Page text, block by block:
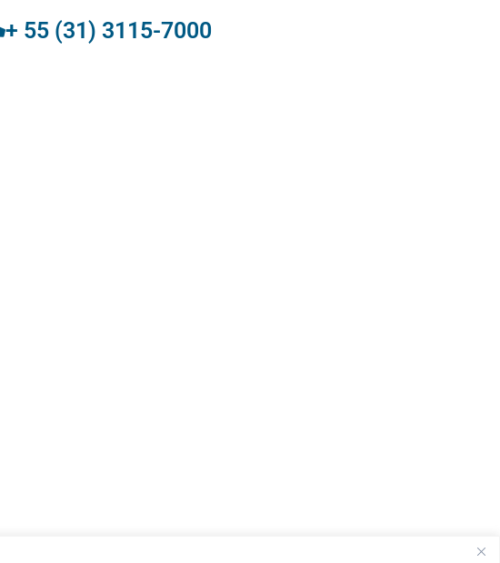
+ 55 (31) 3115-7000​